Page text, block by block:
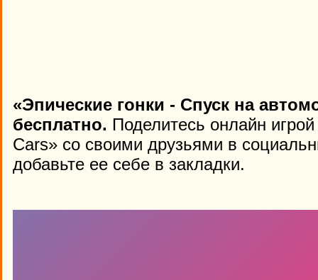
«Эпические гонки - Спуск на
бесплатно. Поделитесь онлайн
Cars» со своими друзьями в
добавьте ее себе в закладки.